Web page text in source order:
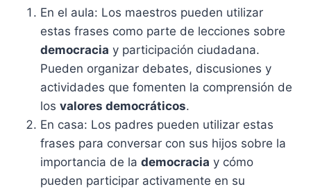
En el aula: Los maestros pueden utilizar
estas frases como parte de lecciones sobre
democracia y participación ciudadana.
Pueden organizar debates, discusiones y
actividades que fomenten la comprensión de
los valores democráticos.
En casa: Los padres pueden utilizar estas
frases para conversar con sus hijos sobre la
importancia de la democracia y cómo
pueden participar activamente en su